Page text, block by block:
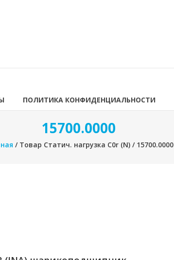
ПОЛИТИКА КОНФИДЕНЦИАЛЬНОСТИ
15700.0000
/ Товар Статич. нагрузка C0r (N) / 15700.0000